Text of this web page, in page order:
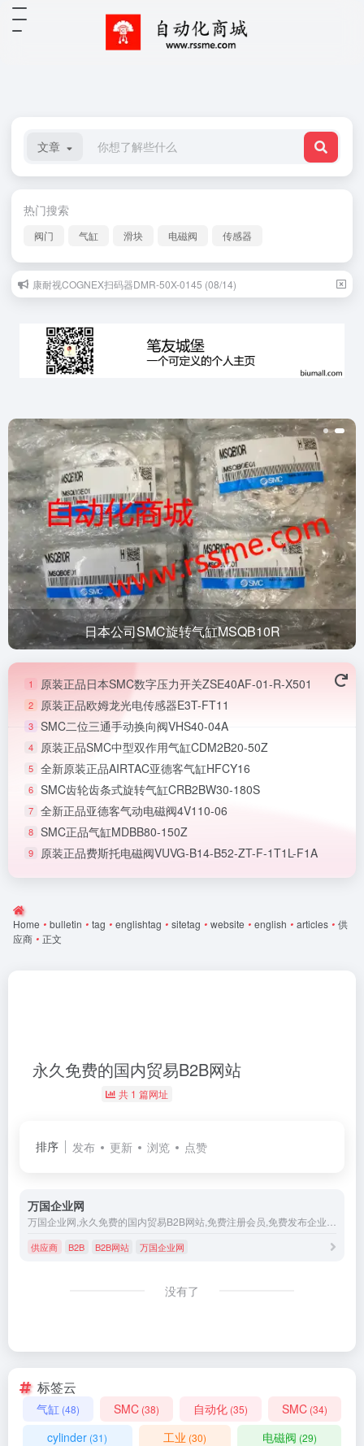
文章
热门搜索
阀门 气缸 滑块 电磁阀 传感器
康耐视COGNEX扫码器DMR-50X-0145 (08/14)
日本公司SMC旋转气缸MSQB10R
1 原装正品日本SMC数字压力开关ZSE40AF-01-R-X501
2 原装正品欧姆龙光电传感器E3T-FT11
3 SMC二位三通手动换向阀VHS40-04A
4 原装正品SMC中型双作用气缸CDM2B20-50Z
5 全新原装正品AIRTAC亚德客气缸HFCY16
6 SMC齿轮齿条式旋转气缸CRB2BW30-180S
7 全新正品亚德客气动电磁阀4V110-06
8 SMC正品气缸MDBB80-150Z
9 原装正品费斯托电磁阀VUVG-B14-B52-ZT-F-1T1L-F1A
Home • bulletin • tag • englishtag • sitetag • website • english • articles • 供
应商 • 正文
永久免费的国内贸易B2B网站
共 1 篇网址
排序 发布 更新 浏览 点赞
万国企业网
供应商 B2B B2B网站 万国企业网
没有了
标签云
气缸 (48) SMC (38) 自动化 (35) SMC (34)
cylinder (31) 工业 (30) 电磁阀 (29)